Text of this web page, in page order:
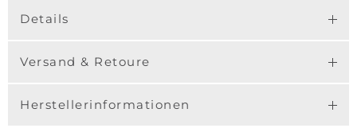
Details
Versand & Retoure
Herstellerinformationen